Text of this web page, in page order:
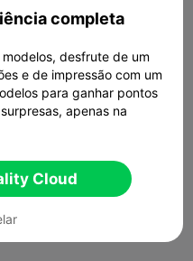
completa
desfrute de um
e de impressão com um
para ganhar pontos
apenas na
Cloud